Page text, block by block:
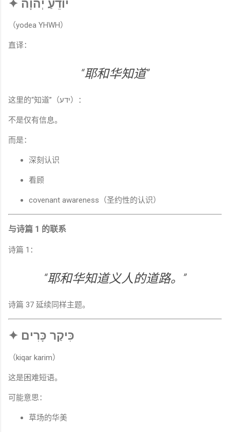
✦ יוֹדֵעַ יְהוָה
（yodea YHWH）
直译：
“耶和华知道”
这里的“知道”（ידע）：
不是仅有信息。
而是：
深刻认识
看顾
covenant awareness（圣约性的认识）
与诗篇 1 的联系
诗篇 1：
“耶和华知道义人的道路。”
诗篇 37 延续同样主题。
✦ כִּיקַר כָּרִים
（kiqar karim）
这是困难短语。
可能意思：
草场的华美